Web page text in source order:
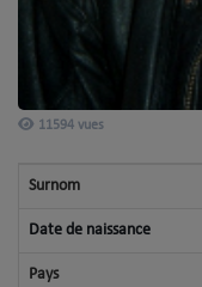
Playlist
Actualités
11594 vues
Surnom
Date de naissance
Pays